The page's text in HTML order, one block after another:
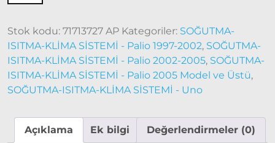
Modeller
Ducato
2001 –
2006
Modeller
2006 –
2014
Stok kodu: 71713727 AP Kategoriler: SOĞUTMA-
ISITMA-KLİMA SİSTEMİ - Palio 1997-2002, SOĞUTMA-
ISITMA-KLİMA SİSTEMİ - Palio 2002-2005, SOĞUTMA-
ISITMA-KLİMA SİSTEMİ - Palio 2005 Model ve Üstü,
SOĞUTMA-ISITMA-KLİMA SİSTEMİ - Uno
Açıklama Ek bilgi Değerlendirmeler (0)